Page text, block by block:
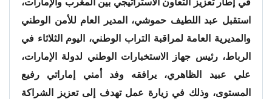
استقبل عبد اللطيف حموشي، المدير العام للأمن الوطني
والمديرية العامة لمراقبة التراب الوطني، اليوم الثلاثاء في
الرباط، رئيس جهاز الاستخبارات الوطني لدولة الإمارات،
علي عبيد الظاهري، يرافقه وفد أمني إماراتي رفيع
المستوى، وذلك في زيارة عمل تهدف إلى تعزيز الشراكة